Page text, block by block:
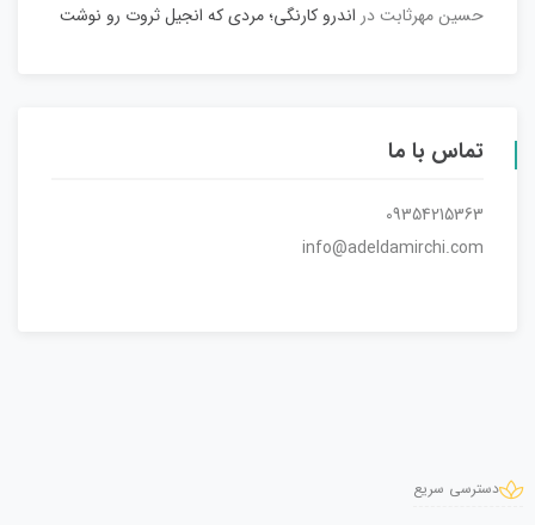
حسین مهرثابتدر اندرو کارنگی؛ مردی که انجیل ثروت رو نوشت
تماس با ما
09354215363
info@adeldamirchi.com
دسترسی سریع